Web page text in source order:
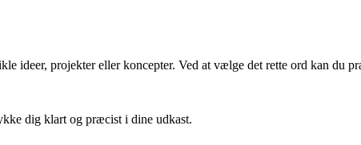
ideer, projekter eller koncepter. Ved at vælge det rette ord kan du
dig klart og præcist i dine udkast.